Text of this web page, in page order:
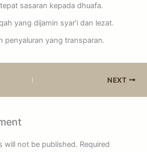
sasaran kepada dhuafa.
yang dijamin syar’i dan lezat.
penyaluran yang transparan.
NEXT
will not be published. Required